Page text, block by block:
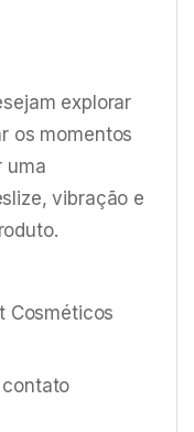
explorar
os momentos
uma
vibração e
Cosméticos
contato